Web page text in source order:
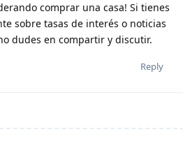
comprar una casa! Si tienes
sobre tasas de interés o noticias
dudes en compartir y discutir.
Reply